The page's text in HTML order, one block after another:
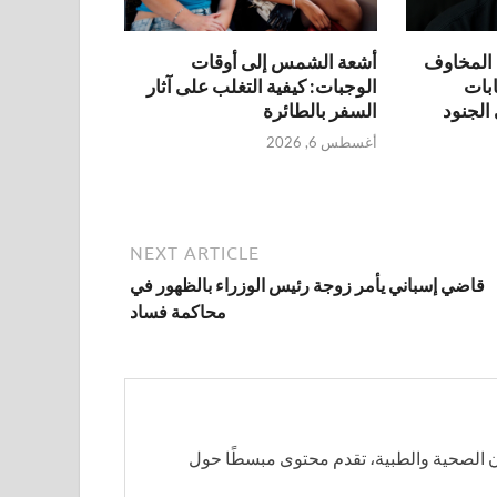
المخاوف
أشعة الشمس إلى أوقات
الوجبات: كيفية التغلب على آثار
السفر بالطائرة
أغسطس 6, 2026
NEXT ARTICLE
قاضي إسباني يأمر زوجة رئيس الوزراء بالظهور في
محاكمة فساد
الصحية والطبية، تقدم محتوى مبسطًا حول